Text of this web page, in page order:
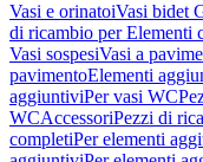
Vasi e orinatoiVasi bidet
di ricambio per Elementi
Vasi sospesiVasi a
pavimentoElementi
aggiuntiviPer vasi WC
WCAccessoriPezzi di
completiPer elementi